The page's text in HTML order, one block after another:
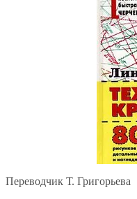
Переводчик Т. Григорьева